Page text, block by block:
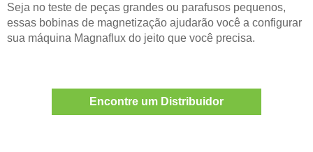
Seja no teste de peças grandes ou parafusos pequenos,
essas bobinas de magnetização ajudarão você a configurar
sua máquina Magnaflux do jeito que você precisa.
Encontre um Distribuidor